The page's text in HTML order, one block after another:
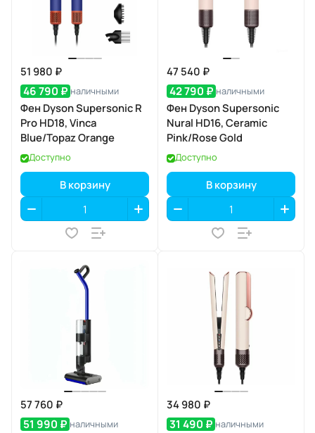
51 980 ₽
46 790 ₽ наличными
Фен Dyson Supersonic R
Pro HD18, Vinca
Blue/Topaz Orange
Доступно
В корзину
47 540 ₽
42 790 ₽ наличными
Фен Dyson Supersonic
Nural HD16, Ceramic
Pink/Rose Gold
Доступно
В корзину
57 760 ₽
51 990 ₽ наличными
34 980 ₽
31 490 ₽ наличными